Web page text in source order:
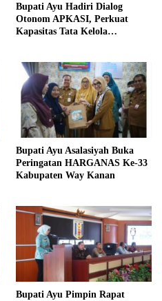
Bupati Ayu Hadiri Dialog
Otonom APKASI, Perkuat
Kapasitas Tata Kelola
Bupati Ayu Asalasiyah Buka
Peringatan HARGANAS Ke-33
Kabupaten Way Kanan
Bupati Ayu Pimpin Rapat